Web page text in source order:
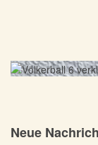
Neue